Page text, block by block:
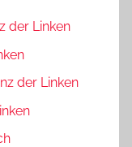
der Linken
der Linken